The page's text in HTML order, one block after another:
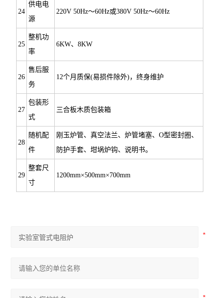
24
供电电
源
220V 50Hz～60Hz或380V 50Hz～60Hz
25
整机功
率
6KW、8KW
26
售后服
务
12个月质保(易损件除外)，终身维护
27
包装形
式
三合板木质包装箱
28
随机配
件
刚玉炉管、真空法兰、炉管堵塞、O型密封圈、
防护手套、坩埚炉钩、说明书。
29
整套尺
寸
1200mm×500mm×700mm